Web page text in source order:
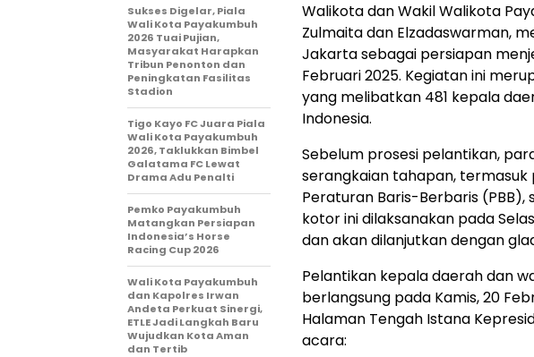
Walikota dan Wakil Walikota
Zulmaita dan Elzadaswarman,
Jakarta sebagai persiapan
Februari 2025. Kegiatan ini
yang melibatkan 481 kepala
Indonesia.
Sebelum prosesi pelantikan,
serangkaian tahapan,
Peraturan Baris-Berbaris (PBB),
kotor ini dilaksanakan pada
dan akan dilanjutkan dengan
Pelantikan kepala daerah dan
berlangsung pada Kamis, 20
Halaman Tengah Istana
acara:
Sukses Digelar, Piala
Wali Kota Payakumbuh
2026 Tuai Pujian,
Masyarakat Harapkan
Tribun Penonton dan
Peningkatan Fasilitas
Stadion
Tigo Kayo FC Juara Piala
Wali Kota Payakumbuh
2026, Taklukkan Bimbel
Galatama FC Lewat
Drama Adu Penalti
Pemko Payakumbuh
Matangkan Persiapan
Indonesia’s Horse
Racing Cup 2026
Wali Kota Payakumbuh
dan Kapolres Irwan
Andeta Perkuat Sinergi,
ETLE Jadi Langkah Baru
Wujudkan Kota Aman
dan Tertib